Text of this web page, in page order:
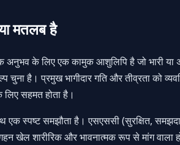
मतलब है
अनुभव के लिए एक कामुक आशुलिपि है जो भारी या
चुना है। प्रमुख भागीदार गति और तीव्रता को
सहमत होता है।
एक स्पष्ट समझौता है। एसएससी (सुरक्षित,
खेल शारीरिक और भावनात्मक रूप से मांग वाला